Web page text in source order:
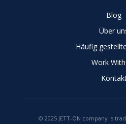
Blog
Über
Häufig
Work
© 2025 JETT-ON company is